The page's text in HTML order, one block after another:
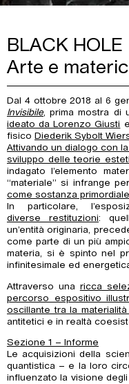
BLACK HOLE
Arte e
Dal 4 ottobre 2018 al 6
Invisibile, prima mostra di
ideato da Lorenzo Giusti
fisico Diederik Sybolt
Attivando un dialogo con
sviluppo delle teorie
indagato l’elemento
“materiale” si infrange
come sostanza
In particolare,
diverse restituzioni:
un’entità originaria,
come parte di un più
materia, si è spinto nel
infinitesimale ed
Attraverso una ricca
percorso espositivo
oscillante tra la materialità
antitetici e in realtà
Sezione 1 – Informe
Le acquisizioni della
quantistica – e la loro
influenzato la visione